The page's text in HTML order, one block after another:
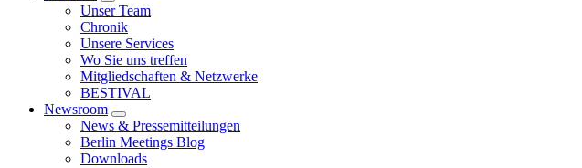
Unser Team
Chronik
Unsere Services
Wo Sie uns treffen
Mitgliedschaften & Netzwerke
BESTIVAL
Newsroom
News & Pressemitteilungen
Berlin Meetings Blog
Downloads